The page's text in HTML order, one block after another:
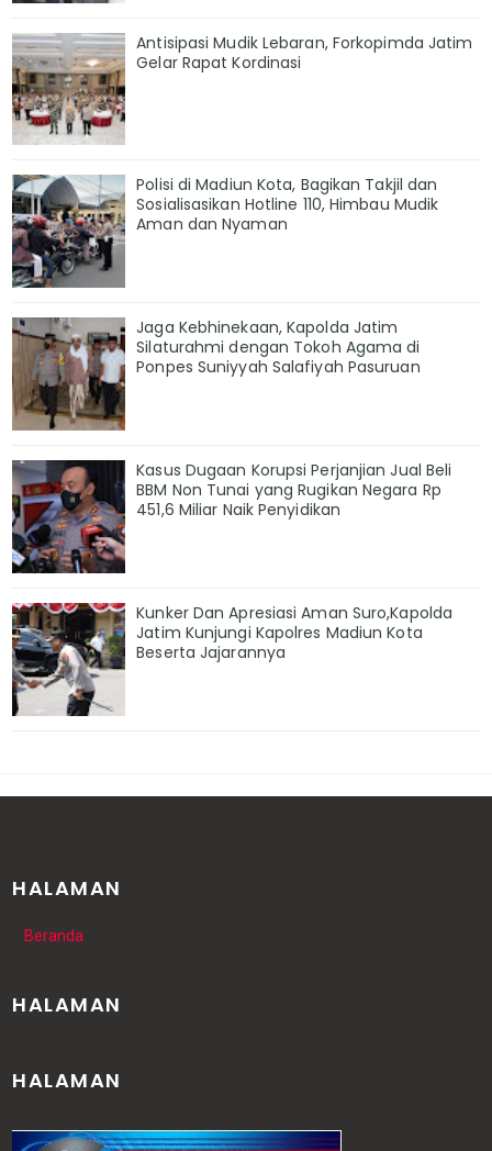
Antisipasi Mudik Lebaran, Forkopimda Jatim
Gelar Rapat Kordinasi
Polisi di Madiun Kota, Bagikan Takjil dan
Sosialisasikan Hotline 110, Himbau Mudik
Aman dan Nyaman
Jaga Kebhinekaan, Kapolda Jatim
Silaturahmi dengan Tokoh Agama di
Ponpes Suniyyah Salafiyah Pasuruan
Kasus Dugaan Korupsi Perjanjian Jual Beli
BBM Non Tunai yang Rugikan Negara Rp
451,6 Miliar Naik Penyidikan
Kunker Dan Apresiasi Aman Suro,Kapolda
Jatim Kunjungi Kapolres Madiun Kota
Beserta Jajarannya
HALAMAN
Beranda
HALAMAN
HALAMAN